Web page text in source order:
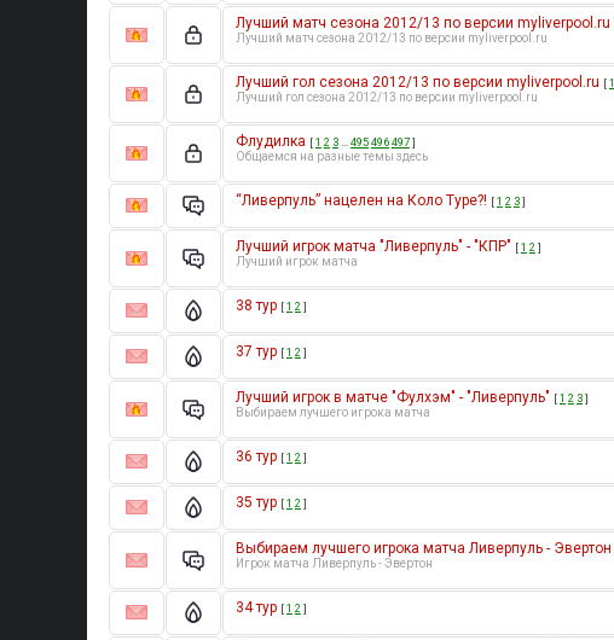
Лучший матч сезона 2012/13 по версии myliverpool.ru
Лучший матч сезона 2012/13 по версии myliverpool.ru
Лучший гол сезона 2012/13 по версии myliverpool.ru [1
Лучший гол сезона 2012/13 по версии myliverpool.ru
Флудилка [1 2 3… 495496497]
Общаемся на разные темы здесь
“Ливерпуль” нацелен на Коло Туре?! [1 2 3]
Лучший игрок матча "Ливерпуль" - "КПР" [1 2 ]
Лучший игрок матча
38 тур [1 2 ]
37 тур [1 2 ]
Лучший игрок в матче "Фулхэм" - "Ливерпуль" [1 2 3]
Выбираем лучшего игрока матча
36 тур [1 2 ]
35 тур [1 2 ]
Выбираем лучшего игрока матча Ливерпуль - Эвертон
Игрок матча Ливерпуль - Эвертон
34 тур [1 2 ]